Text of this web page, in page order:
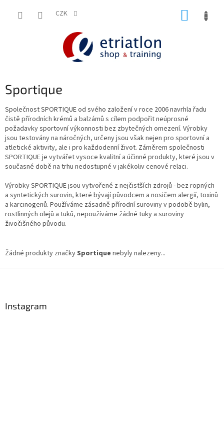
CZK
Sportique
Společnost SPORTIQUE od svého založení v roce 2006 navrhla řadu
čistě přírodních krémů a balzámů s cílem podpořit neúprosné
požadavky sportovní výkonnosti bez zbytečných omezení. Výrobky
jsou testovány na náročných, určeny jsou však nejen pro sportovní a
atletické aktivity, ale i pro každodenní život. Záměrem společnosti
SPORTIQUE je vytvářet vysoce kvalitní a účinné produkty, které jsou v
současné době na trhu nedostupné v jakékoliv cenové relaci.
Výrobky SPORTIQUE jsou vytvořené z nejčistších zdrojů - bez ropných
a syntetických surovin, které bývají původcem a nosičem alergií, toxinů
a karcinogenů. Používáme zásadně přírodní suroviny v podobě bylin,
rostlinných olejů a tuků, nepoužíváme žádné tuky a suroviny
živočišného původu.
Žádné produkty značkySportique nebyly nalezeny...
Instagram
shop.etriatlon.cz - Chat